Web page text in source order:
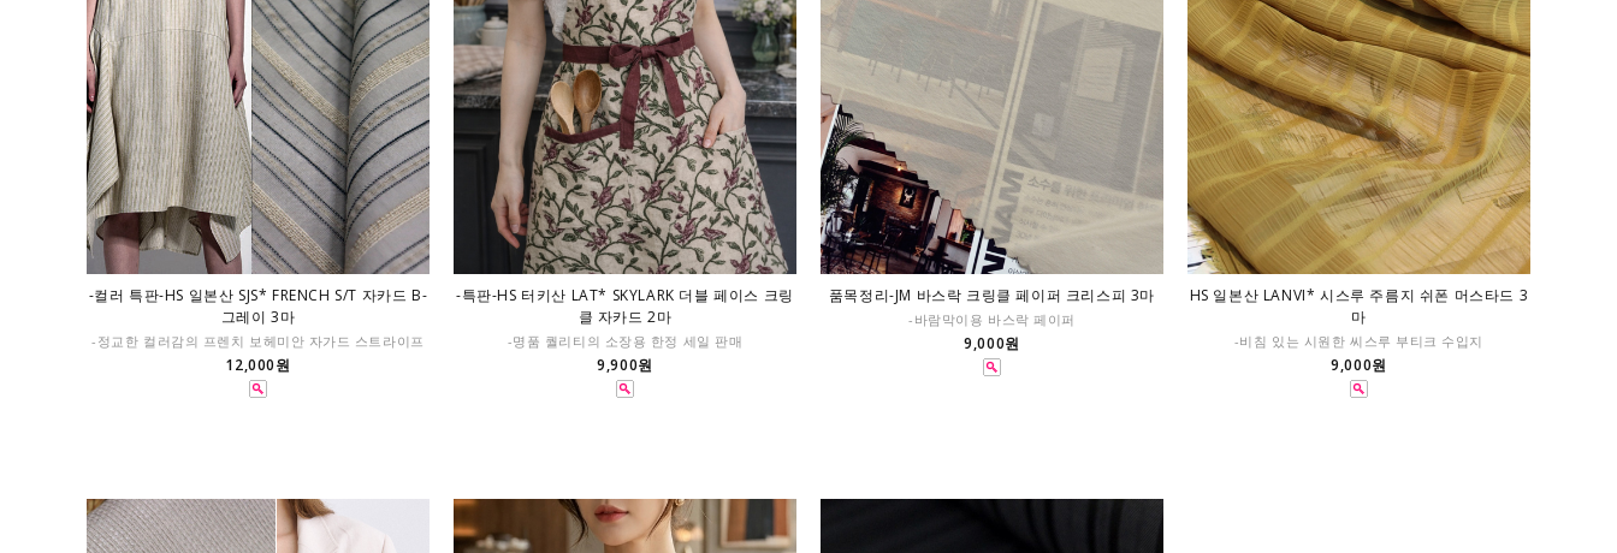
-컬러 특판-HS 일본산 SJS* FRENCH S/T 자카드 B-
그레이 3마
-정교한 컬러감의 프렌치 보헤미안 자가드 스트라이프
12,000원
-특판-HS 터키산 LAT* SKYLARK 더블 페이스 크링
클 자카드 2마
-명품 퀄리티의 소장용 한정 세일 판매
9,900원
품목정리-JM 바스락 크링클 페이퍼 크리스피 3마
-바람막이용 바스락 페이퍼
9,000원
HS 일본산 LANVI* 시스루 주름지 쉬폰 머스타드 3
마
-비침 있는 시원한 씨스루 부티크 수입지
9,000원